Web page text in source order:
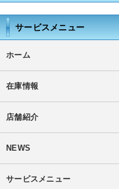
サービスメニュー
ホーム
在庫情報
店舗紹介
NEWS
サービスメニュー